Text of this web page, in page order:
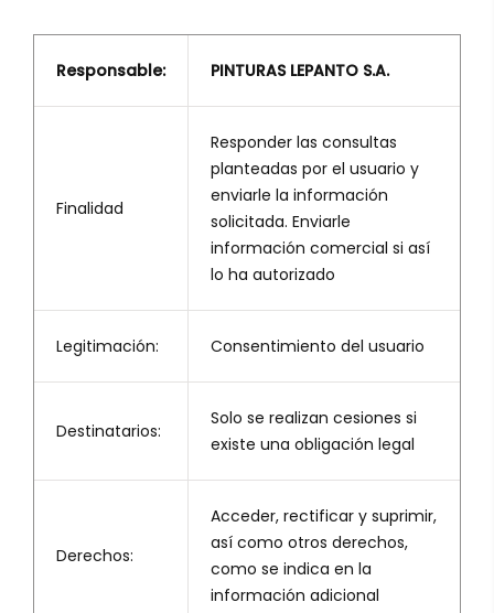
Responsable: PINTURAS LEPANTO S.A.
Finalidad
Responder las consultas
planteadas por el usuario y
enviarle la información
solicitada. Enviarle
información comercial si así
lo ha autorizado
Legitimación: Consentimiento del usuario
Destinatarios:
Solo se realizan cesiones si
existe una obligación legal
Derechos:
Acceder, rectificar y suprimir,
así como otros derechos,
como se indica en la
información adicional